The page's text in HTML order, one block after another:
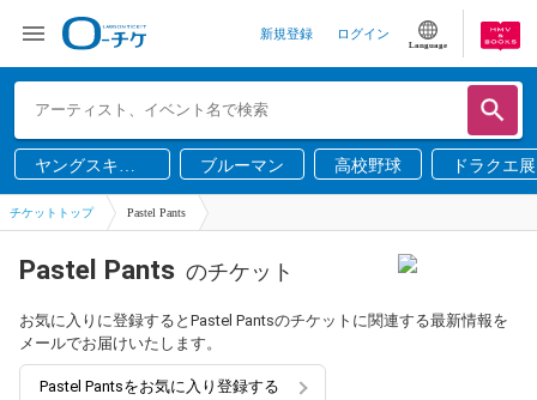
新規登録 ログイン
Language
ヤングスキニ
ー
ブルーマン 高校野球 ドラクエ展
チケットトップ Pastel Pants
Pastel Pants のチケット
お気に入りに登録するとPastel Pantsのチケットに関連する最新情報を
メールでお届けいたします。
Pastel Pantsをお気に入り登録する